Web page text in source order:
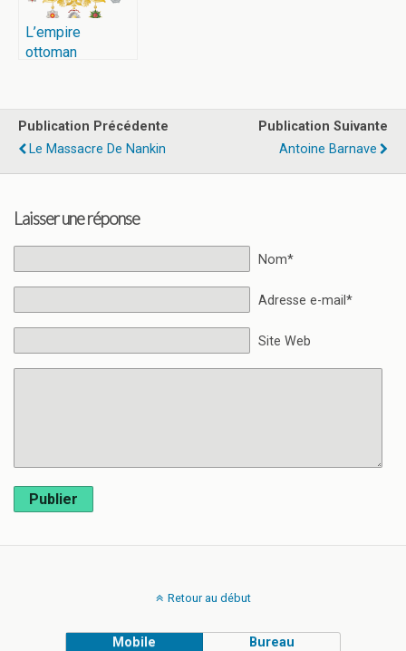
L’empire
ottoman
Publication Précédente
Le Massacre De Nankin
Publication Suivante
Antoine Barnave
Laisser une réponse
Nom*
Adresse e-mail*
Site Web
Publier
Retour au début
Mobile Bureau